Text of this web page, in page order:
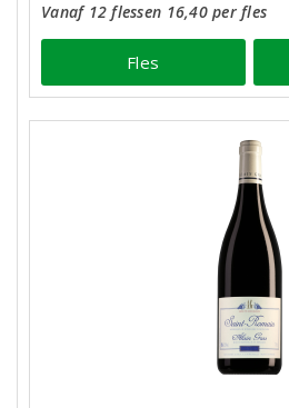
Vanaf 12 flessen 16,40 per fles
Fles